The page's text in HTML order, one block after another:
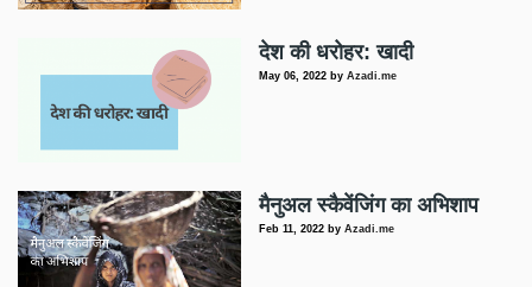
देश की धरोहर: खादी
May 06, 2022 byAzadi.me
मैनुअल स्कैवेंजिंग का अभिशाप
Feb 11, 2022 byAzadi.me